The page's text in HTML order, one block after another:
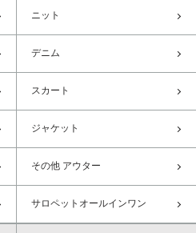
ニット
デニム
スカート
ジャケット
その他 アウター
サロペットオールインワン